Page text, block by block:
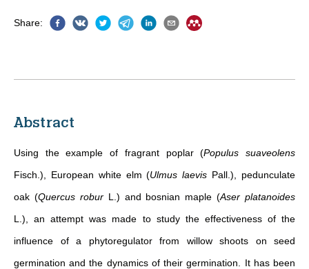
Share:
Abstract
Using the example of fragrant poplar (Populus suaveolens
Fisch.), European white elm (Ulmus laevis Pall.), pedunculate
oak (Quercus roburL.) and bosnian maple (Aser platanoides
L.), an attempt was made to study the effectiveness of the
influence of a phytoregulator from willow shoots on seed
germination and the dynamics of their germination. It has been